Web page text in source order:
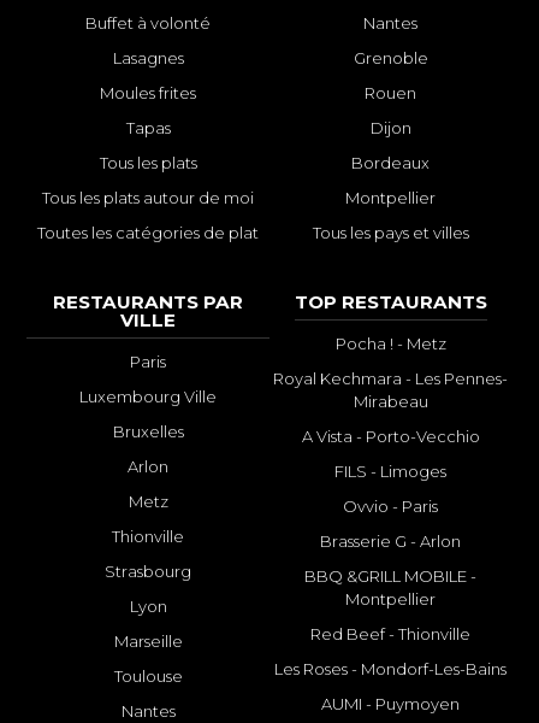
Buffet à volonté
Lasagnes
Moules frites
Tapas
Tous les plats
Tous les plats autour de moi
Toutes les catégories de plat
Nantes
Grenoble
Rouen
Dijon
Bordeaux
Montpellier
Tous les pays et villes
RESTAURANTS PAR
VILLE
Paris
Luxembourg Ville
Bruxelles
Arlon
Metz
Thionville
Strasbourg
Lyon
Marseille
Toulouse
Nantes
TOP RESTAURANTS
Pocha ! - Metz
Royal Kechmara - Les Pennes-
Mirabeau
A Vista - Porto-Vecchio
FILS - Limoges
Ovvio - Paris
Brasserie G - Arlon
BBQ &GRILL MOBILE -
Montpellier
Red Beef - Thionville
Les Roses - Mondorf-Les-Bains
AUMI - Puymoyen